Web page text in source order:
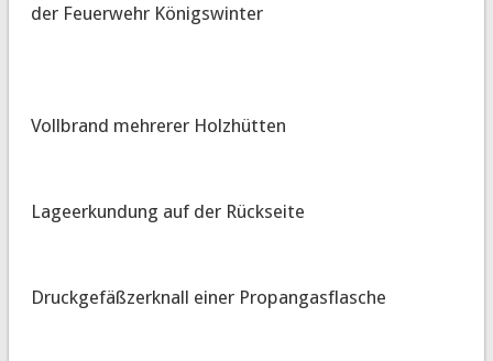
der Feuerwehr Königswinter
Vollbrand mehrerer Holzhütten
Lageerkundung auf der Rückseite
Druckgefäßzerknall einer Propangasflasche